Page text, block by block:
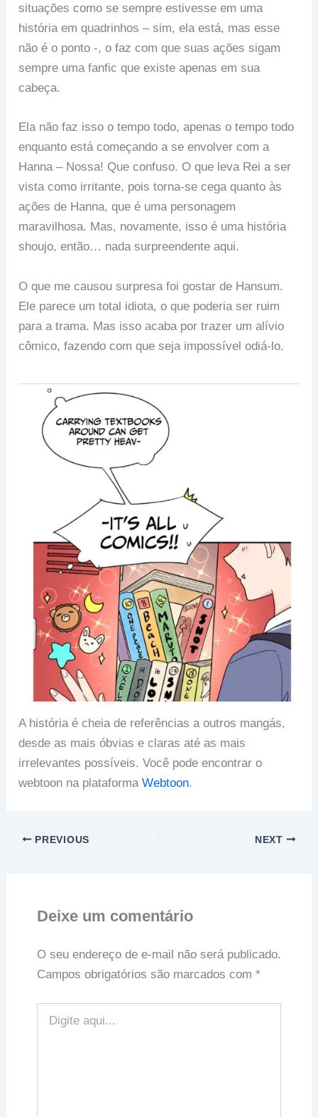
situações como se sempre estivesse em uma
história em quadrinhos – sim, ela está, mas esse
não é o ponto -, o faz com que suas ações sigam
sempre uma fanfic que existe apenas em sua
cabeça.
Ela não faz isso o tempo todo, apenas o tempo todo
enquanto está começando a se envolver com a
Hanna – Nossa! Que confuso. O que leva Rei a ser
vista como irritante, pois torna-se cega quanto às
ações de Hanna, que é uma personagem
maravilhosa. Mas, novamente, isso é uma história
shoujo, então… nada surpreendente aqui.
O que me causou surpresa foi gostar de Hansum.
Ele parece um total idiota, o que poderia ser ruim
para a trama. Mas isso acaba por trazer um alívio
cômico, fazendo com que seja impossível odiá-lo.
A história é cheia de referências a outros mangás,
desde as mais óbvias e claras até as mais
irrelevantes possíveis. Você pode encontrar o
webtoon na plataformaWebtoon.
PREVIOUS NEXT
Deixe um comentário
O seu endereço de e-mail não será publicado.
Campos obrigatórios são marcados com *
aqui...